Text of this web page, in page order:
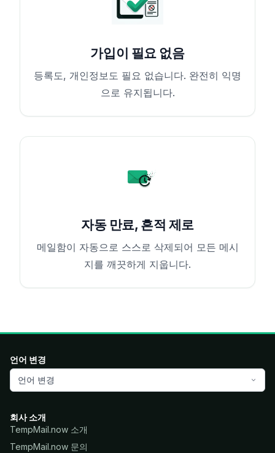
가입이 필요 없음
등록도, 개인정보도 필요 없습니다. 완전히 익명
으로 유지됩니다.
자동 만료, 흔적 제로
메일함이 자동으로 스스로 삭제되어 모든 메시
지를 깨끗하게 지웁니다.
언어 변경
언어 변경
회사 소개
TempMail.now 소개
TempMail.now 문의